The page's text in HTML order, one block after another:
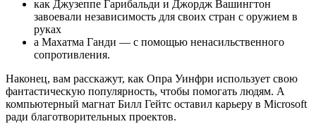
как Джузеппе Гарибальди и Джордж Вашингтон
завоевали независимость для своих стран с оружием в
руках
а Махатма Ганди — с помощью ненасильственного
сопротивления.
Наконец, вам расскажут, как Опра Уинфри использует свою
фантастическую популярность, чтобы помогать людям. А
компьютерный магнат Билл Гейтс оставил карьеру в Microsoft
ради благотворительных проектов.